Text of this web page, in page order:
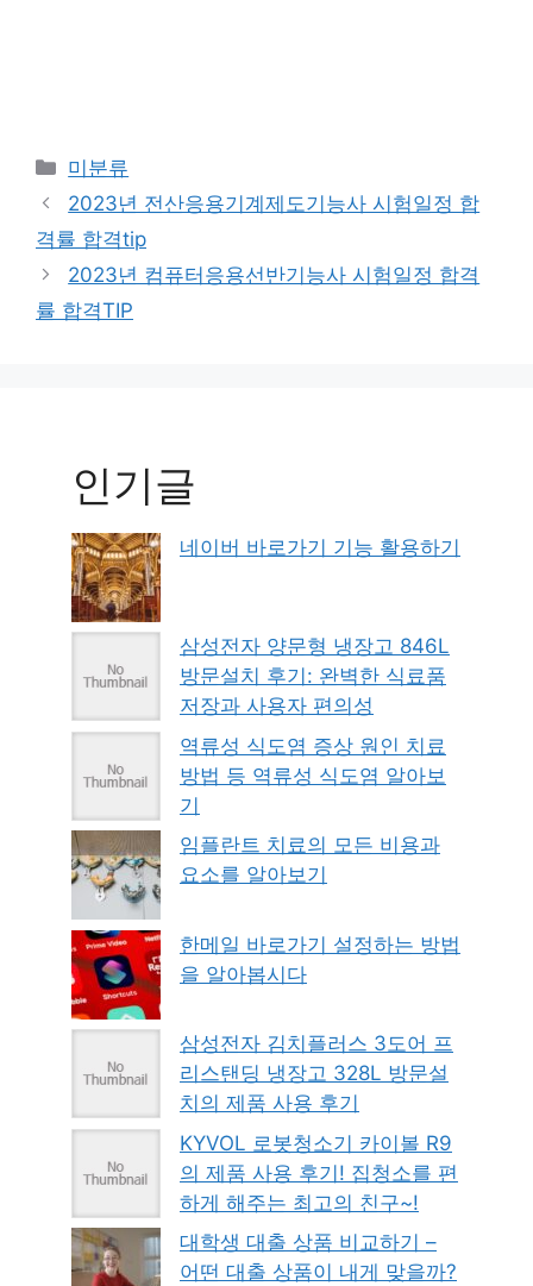
Categories
미분류
2023년 전산응용기계제도기능사 시험일정 합
격률 합격tip
2023년 컴퓨터응용선반기능사 시험일정 합격
률 합격TIP
인기글
네이버 바로가기 기능 활용하기
삼성전자 양문형 냉장고 846L
방문설치 후기: 완벽한 식료품
저장과 사용자 편의성
역류성 식도염 증상 원인 치료
방법 등 역류성 식도염 알아보
기
임플란트 치료의 모든 비용과
요소를 알아보기
한메일 바로가기 설정하는 방법
을 알아봅시다
삼성전자 김치플러스 3도어 프
리스탠딩 냉장고 328L 방문설
치의 제품 사용 후기
KYVOL 로봇청소기 카이볼 R9
의 제품 사용 후기! 집청소를 편
하게 해주는 최고의 친구~!
대학생 대출 상품 비교하기 –
어떤 대출 상품이 내게 맞을까?